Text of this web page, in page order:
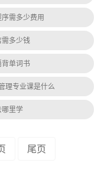
需多少费用
多少钱
单词书
理专业课是什么
里学
尾页